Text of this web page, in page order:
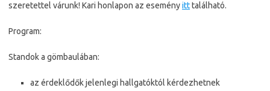
szeretettel várunk! Kari honlapon az eseményitttalálható.
Program:
Standok a gömbaulában:
az érdeklődők jelenlegi hallgatóktól kérdezhetnek